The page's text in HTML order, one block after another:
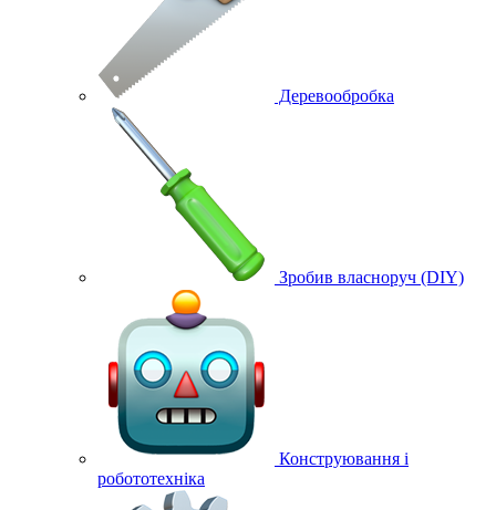
Деревообробка
Зробив власноруч (DIY)
Конструювання і
робототехніка